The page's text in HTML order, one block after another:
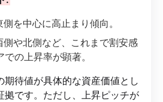
を中心に高止まり傾向。
側や北側など、これまで割安感
の上昇率が顕著。
期待値が具体的な資産価値とし
拠です。ただし、上昇ピッチが